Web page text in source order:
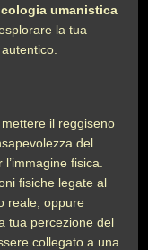
umanistica
la tua
il reggiseno
del
fisica.
fisiche legate al
reale, oppure
tua percezione del
collegato a una